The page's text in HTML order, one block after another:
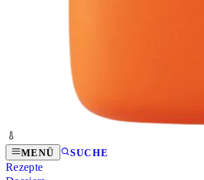
MENÜ SUCHE
Rezepte